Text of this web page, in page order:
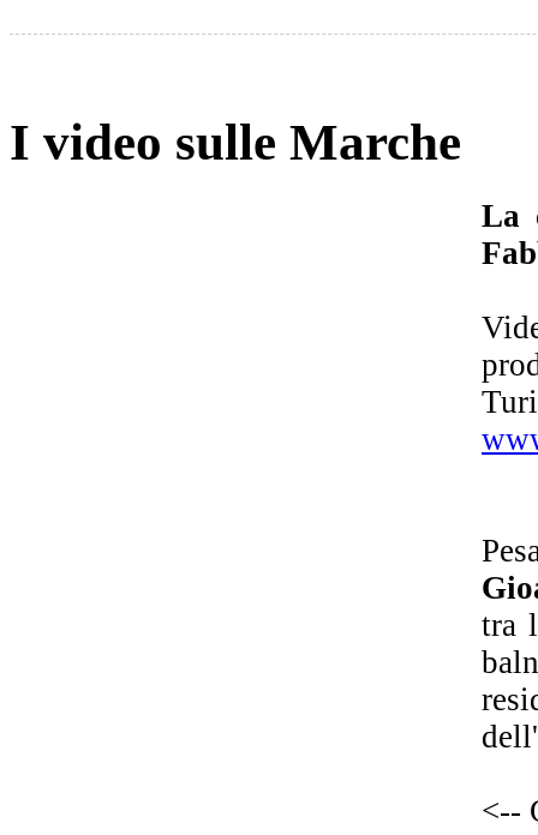
I video sulle Marche
La
tra
<--